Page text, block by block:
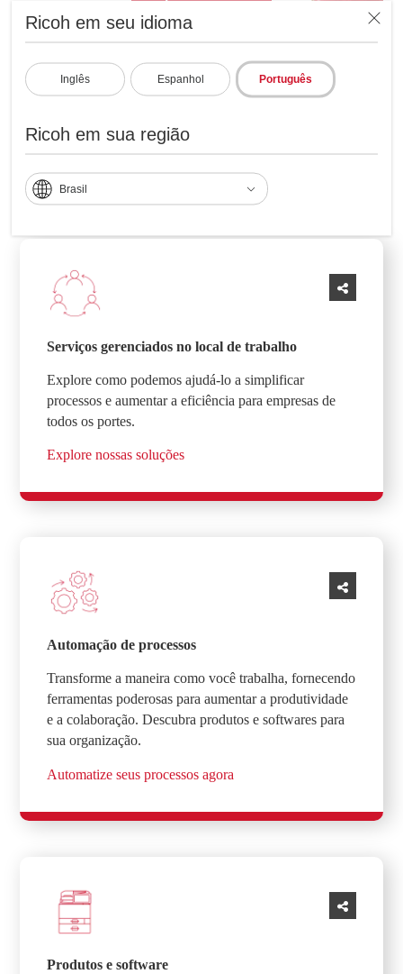
Ricoh em seu idioma
Inglês Espanhol Português
Ricoh em sua região
Brasil Links úteis
Serviços gerenciados no local de trabalho
Explore como podemos ajudá-lo a simplificar
processos e aumentar a eficiência para empresas de
todos os portes.
Explore nossas soluções
Automação de processos
Transforme a maneira como você trabalha, fornecendo
ferramentas poderosas para aumentar a produtividade
e a colaboração. Descubra produtos e softwares para
sua organização.
Automatize seus processos agora
Produtos e software